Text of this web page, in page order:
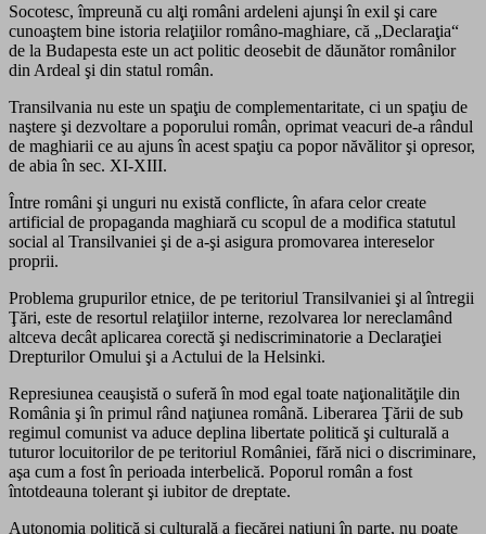
Socotesc, împreună cu alţi români ardeleni ajunşi în exil şi care
cunoaştem bine istoria relaţiilor româno-maghiare, că „Declaraţia“
de la Budapesta este un act politic deosebit de dăunător românilor
din Ardeal şi din statul român.
Transilvania nu este un spaţiu de complementaritate, ci un spaţiu de
naştere şi dezvoltare a poporului român, oprimat veacuri de-a rândul
de maghiarii ce au ajuns în acest spaţiu ca popor năvălitor şi opresor,
de abia în sec. XI-XIII.
Între români şi unguri nu există conflicte, în afara celor create
artificial de propaganda maghiară cu scopul de a modifica statutul
social al Transilvaniei şi de a-şi asigura promovarea intereselor
proprii.
Problema grupurilor etnice, de pe teritoriul Transilvaniei şi al întregii
Ţări, este de resortul relaţiilor interne, rezolvarea lor nereclamând
altceva decât aplicarea corectă şi nediscriminatorie a Declaraţiei
Drepturilor Omului şi a Actului de la Helsinki.
Represiunea ceauşistă o suferă în mod egal toate naţionalităţile din
România şi în primul rând naţiunea română. Liberarea Ţării de sub
regimul comunist va aduce deplina libertate politică şi culturală a
tuturor locuitorilor de pe teritoriul României, fără nici o discriminare,
aşa cum a fost în perioada interbelică. Poporul român a fost
întotdeauna tolerant şi iubitor de dreptate.
Autonomia politică şi culturală a fiecărei naţiuni în parte, nu poate